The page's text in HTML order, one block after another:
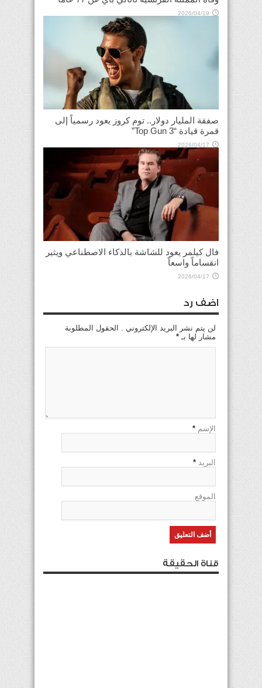
2026/04/19
صفقة المليار دولار.. توم كروز يعود رسمياً إلى
قمرة قيادة “Top Gun 3”
2026/04/17
فال كيلمر يعود للشاشة بالذكاء الاصطناعي ويثير
انقساماً واسعاً
2026/04/17
اضف رد
لن يتم نشر البريد الإلكتروني . الحقول المطلوبة
مشار لها بـ *
الإسم *
البريد *
الموقع
قناة الحقيقة